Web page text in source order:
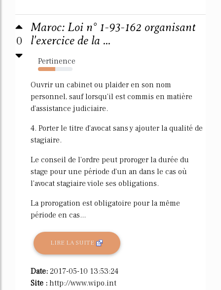
0
Maroc: Loi n° 1-93-162 organisant
l'exercice de la ...
Pertinence
50%
Ouvrir un cabinet ou plaider en son nom
personnel, sauf lorsqu'il est commis en matière
d'assistance judiciaire.
4. Porter le titre d'avocat sans y ajouter la qualité de
stagiaire.
Le conseil de l'ordre peut proroger la durée du
stage pour une période d'un an dans le cas où
l'avocat stagiaire viole ses obligations.
La prorogation est obligatoire pour la même
période en cas...
LIRE LA SUITE
Date: 2017-05-10 13:53:24
Site : http://www.wipo.int